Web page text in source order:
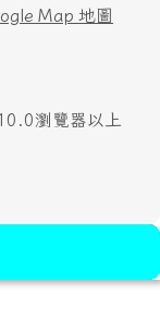
Map 地圖
瀏覽器以上